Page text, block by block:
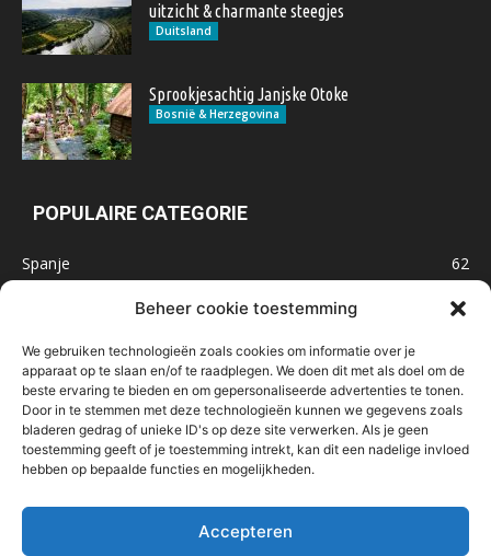
Beheer cookie toestemming
We gebruiken technologieën zoals cookies om informatie over je
apparaat op te slaan en/of te raadplegen. We doen dit met als doel om de
beste ervaring te bieden en om gepersonaliseerde advertenties te tonen.
Door in te stemmen met deze technologieën kunnen we gegevens zoals
bladeren gedrag of unieke ID's op deze site verwerken. Als je geen
toestemming geeft of je toestemming intrekt, kan dit een nadelige invloed
hebben op bepaalde functies en mogelijkheden.
Accepteren
uitzicht & charmante steegjes
Duitsland
Sprookjesachtig Janjske Otoke
Bosnië & Herzegovina
POPULAIRE CATEGORIE
Spanje
62
47
Marokko
32
IJsland
32
Malta
Roemenië
29